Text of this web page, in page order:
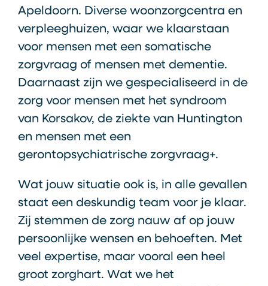
Apeldoorn. Diverse woonzorgcentra en
verpleeghuizen, waar we klaarstaan
voor mensen met een somatische
zorgvraag of mensen met dementie.
Daarnaast zijn we gespecialiseerd in de
zorg voor mensen met het syndroom
van Korsakov, de ziekte van Huntington
en mensen met een
gerontopsychiatrische zorgvraag+.
Wat jouw situatie ook is, in alle gevallen
staat een deskundig team voor je klaar.
Zij stemmen de zorg nauw af op jouw
persoonlijke wensen en behoeften. Met
veel expertise, maar vooral een heel
groot zorghart. Wat we het